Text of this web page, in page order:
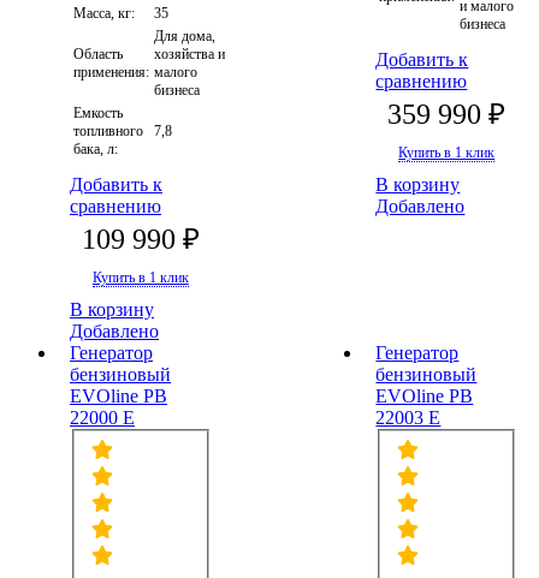
Масса, кг:
35
Область
применения:
Для дома,
хозяйства и
малого
бизнеса
Емкость
топливного
бака, л:
7,8
Добавить к
сравнению
109 990 ₽
Купить в 1 клик
В корзину
Добавлено
и малого
бизнеса
Добавить к
сравнению
359 990 ₽
Купить в 1 клик
В корзину
Добавлено
Генератор
бензиновый
EVOline PB
22000 E
Генератор
бензиновый
EVOline PB
22003 E